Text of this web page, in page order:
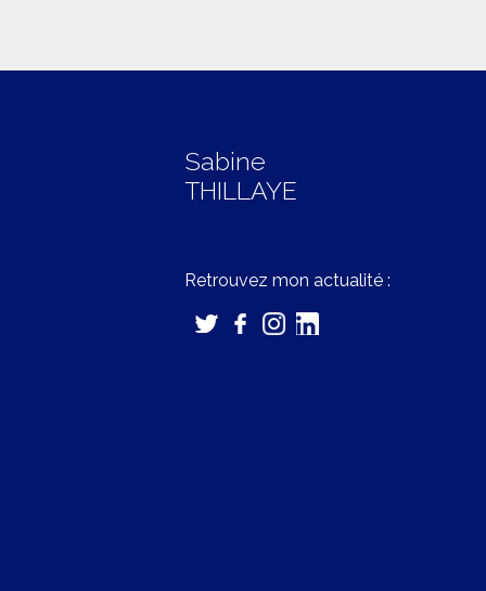
Sabine
THILLAYE
Retrouvez mon actualité :